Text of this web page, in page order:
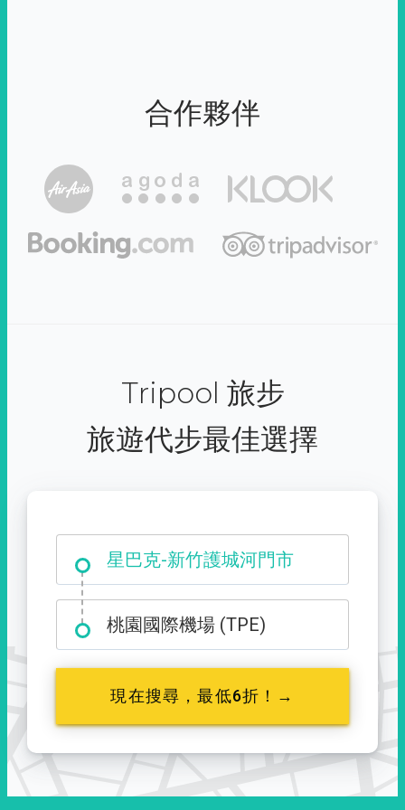
合作夥伴
Tripool 旅步
旅遊代步最佳選擇
星巴克-新竹護城河門市
大霸尖山登山口
桃園國際機場 (TPE)
現在搜尋，最低6折！→